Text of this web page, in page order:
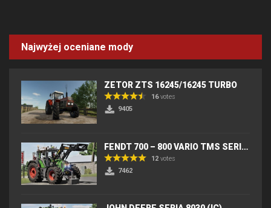
Najwyżej oceniane mody
ZETOR ZTS 16245/16245 TURBO
16votes
9405
FENDT 700 – 800 VARIO TMS SERIES (IC) V2
12 votes
7462